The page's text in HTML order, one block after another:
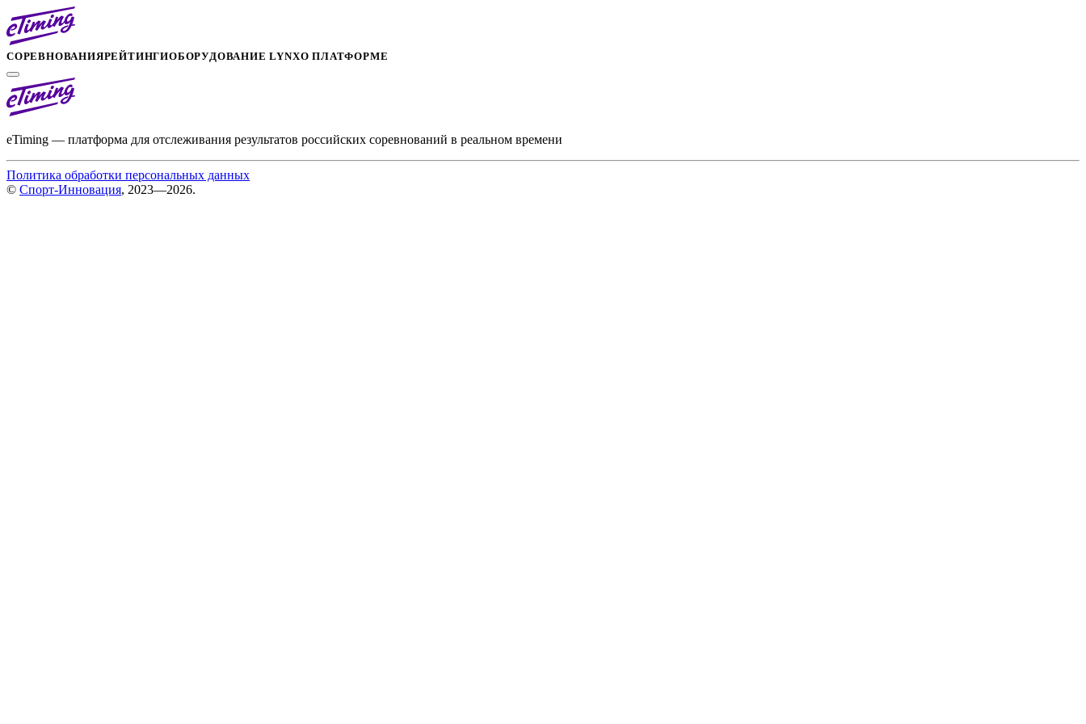
СОРЕВНОВАНИЯРЕЙТИНГИОБОРУДОВАНИЕ LYNXО ПЛАТФОРМЕ
eTiming — платформа для отслеживания результатов российских соревнований в реальном времени
Политика обработки персональных данных
© Спорт-Инновация, 2023—2026.